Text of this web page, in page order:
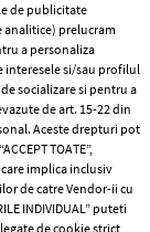
conditii
de publicitate
analitice) prelucram
a personaliza
si/sau profilul
socializare si pentru a
de art. 15-22 din
Aceste drepturi pot
TOATE”,
implica inclusiv
de catre Vendor-ii cu
INDIVIDUAL” puteti
de cookie strict